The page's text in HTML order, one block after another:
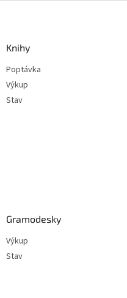
Knihy
Poptávka
Výkup
Stav
Gramodesky
Výkup
Stav